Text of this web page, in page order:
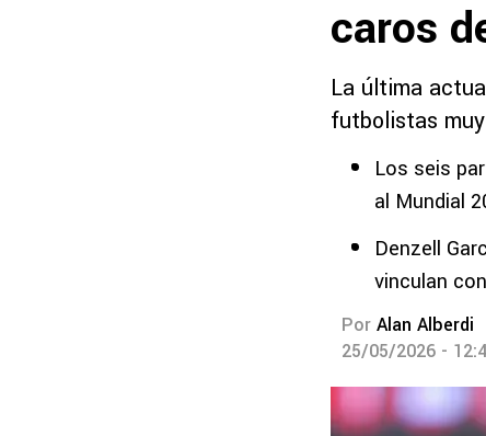
caros
La última
futbolistas
Los seis
al Mundial
Denzell
vinculan
Por Alan Alberdi
25/05/2026 -